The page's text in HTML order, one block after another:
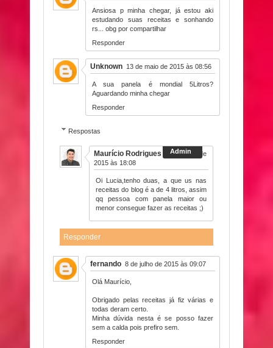
Ansiosa p minha chegar, já estou aki
estudando suas receitas e sonhando
rs... obg por compartilhar
Responder
Unknown 13 de maio de 2015 às 08:56
A sua panela é mondial 5Litros?
Aguardando minha chegar
Responder
Respostas
Maurício Rodrigues
13 de maio de
2015 às 18:08
Oi Lucia,tenho duas, a que us nas
receitas do blog é a de 4 litros, assim
qq pessoa com panela maior ou
menor consegue fazer as receitas ;)
Responder
fernando 8 de julho de 2015 às 09:07
Olá Maurício,
Obrigado pelas receitas já fiz várias e
todas deram certo.
Minha dúvida nesta é se posso fazer
sem a calda pois prefiro sem.
Responder